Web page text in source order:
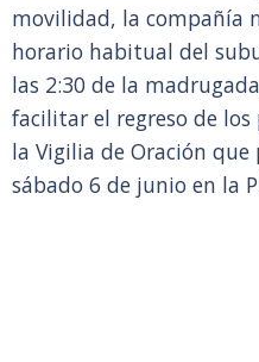
movilidad, la compañía
horario habitual del
las 2:30 de la
facilitar el regreso de
la Vigilia de Oración que
sábado 6 de junio en la